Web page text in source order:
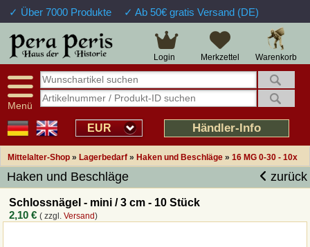
✓ Über 7000 Produkte ✓ Ab 50€ gratis Versand (DE)
Warenkorb
Merkzettel
Login
Menü
EUR Händler-Info
Mittelalter-Shop » Lagerbedarf » Haken und Beschläge » 16 MG 0-30 - 10x
Haken und Beschläge zurück
Schlossnägel - mini / 3 cm - 10 Stück
2,10 € ( zzgl.Versand)
Große Auswahl
Verfügbarkeitsanzeige
Sendungsverfolgung
Intelligente Navigation
Freundlicher Service
14 Tage Widerrufsrecht
Über 25 Jahre Erfahrung
Schnelle Rücküberweisung
Kulant bei Retouren
Prof. Auftragsabwicklung
Übersicht Mittelalter-Produkte
Impressum
Widerrufsfunktion